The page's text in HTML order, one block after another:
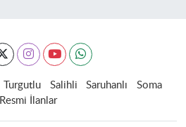
Turgutlu Salihli Saruhanlı
Soma
Resmi İlanlar